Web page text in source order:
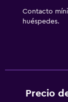
pueden
que se indican
Contacto
huéspedes.
Precio